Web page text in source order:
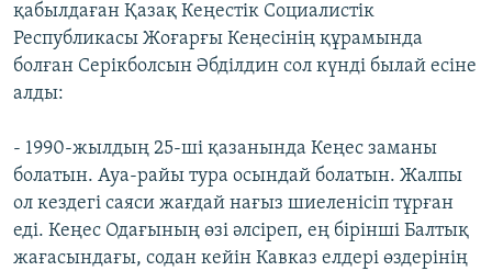
қабылдаған Қазақ Кеңестік Социалистік
Республикасы Жоғарғы Кеңесінің құрамында
болған Серікболсын Әбділдин сол күнді былай есіне
алды:
- 1990-жылдың 25-ші қазанында Кеңес заманы
болатын. Ауа-райы тура осындай болатын. Жалпы
ол кездегі саяси жағдай нағыз шиеленісіп тұрған
еді. Кеңес Одағының өзі әлсіреп, ең бірінші Балтық
жағасындағы, содан кейін Кавказ елдері өздерінің